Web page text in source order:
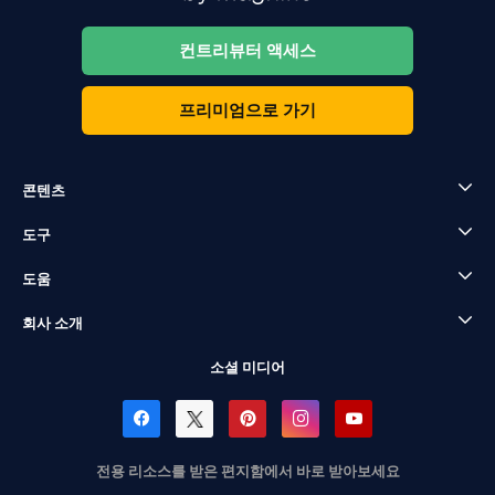
컨트리뷰터 액세스
프리미엄으로 가기
콘텐츠
도구
도움
회사 소개
소셜 미디어
전용 리소스를 받은 편지함에서 바로 받아보세요